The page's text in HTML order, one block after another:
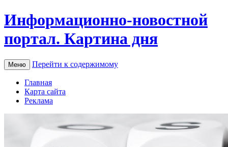
Информационно-новостной
портал. Картина дня
Меню Перейти к содержимому
Главная
Карта сайта
Реклама